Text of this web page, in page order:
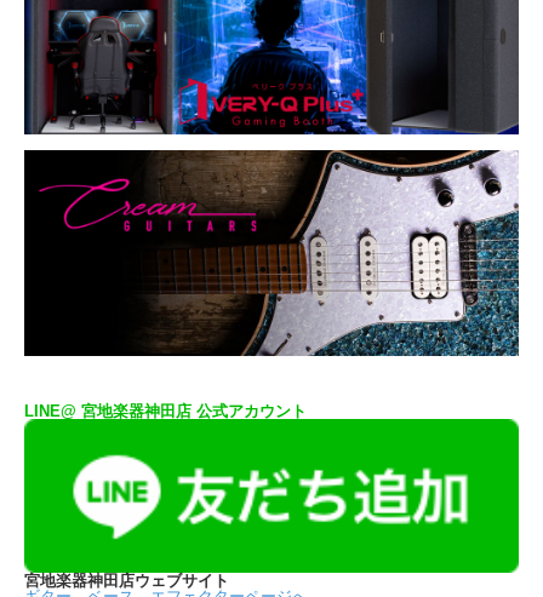
LINE@ 宮地楽器神田店 公式アカウント
宮地楽器神田店ウェブサイト